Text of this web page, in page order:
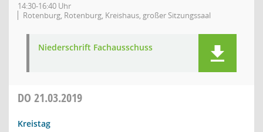
14:30-16:40 Uhr
Rotenburg, Rotenburg, Kreishaus, großer Sitzungssaal
Niederschrift Fachausschuss
DO 21.03.2019
Kreistag